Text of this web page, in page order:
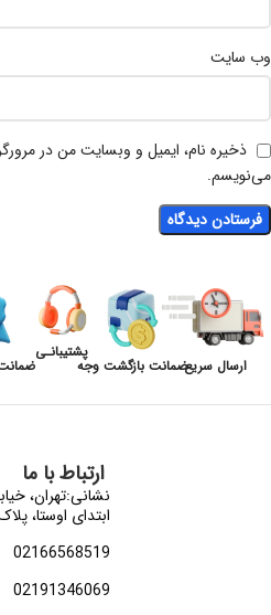
وب‌ سایت
ذخیره نام، ایمیل و وبسایت من در
می‌نویسم.
ارسال سریعضمانت بازگشت وجه
پشتیبانـی
ارتباط با ما
نشانی:تهران،
ابتدای اوستا، پلاک 41، واحد
02166568519
02191346069